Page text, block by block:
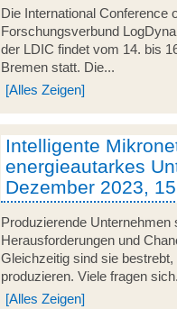
Die International
Forschungsverbund
der LDIC findet vom 14. bis
Bremen statt. Die...
[Alles Zeigen]
Intelligente
energieautarkes
Dezember 2023,
Produzierende
Herausforderungen und
Gleichzeitig sind sie
produzieren. Viele fragen
[Alles Zeigen]